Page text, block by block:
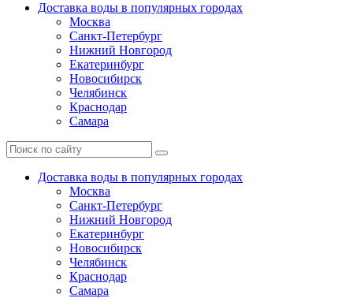
Доставка воды в популярных городах
Москва
Санкт-Петербург
Нижний Новгород
Екатеринбург
Новосибирск
Челябинск
Краснодар
Самара
Доставка воды в популярных городах
Москва
Санкт-Петербург
Нижний Новгород
Екатеринбург
Новосибирск
Челябинск
Краснодар
Самара